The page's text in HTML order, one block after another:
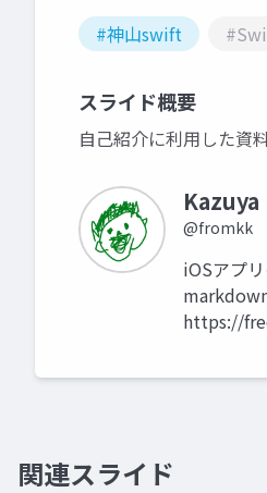
#神山swift
スライド概要
自己紹介に利用した資
@fromkk
iOSアプ
https://
関連スライド